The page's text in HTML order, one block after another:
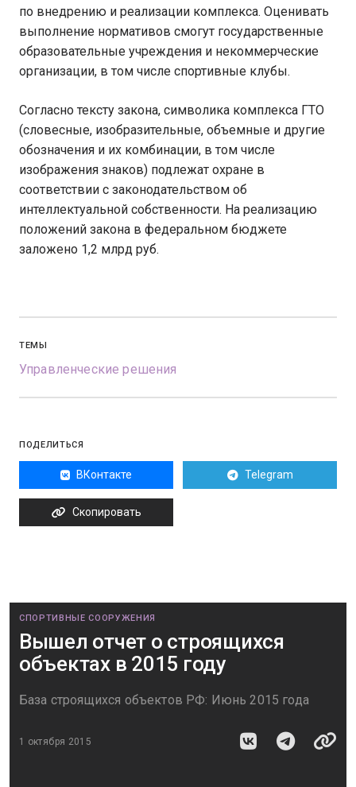
по внедрению и реализации комплекса. Оценивать
выполнение нормативов смогут государственные
образовательные учреждения и некоммерческие
организации, в том числе спортивные клубы.
Согласно тексту закона, символика комплекса ГТО
(словесные, изобразительные, объемные и другие
обозначения и их комбинации, в том числе
изображения знаков) подлежат охране в
соответствии с законодательством об
интеллектуальной собственности. На реализацию
положений закона в федеральном бюджете
заложено 1,2 млрд руб.
ТЕМЫ
Управленческие решения
ПОДЕЛИТЬСЯ
ВКонтакте Telegram
Скопировать
СПОРТИВНЫЕ СООРУЖЕНИЯ
Вышел отчет о строящихся
объектах в 2015 году
База строящихся объектов РФ: Июнь 2015 года
1 октября 2015